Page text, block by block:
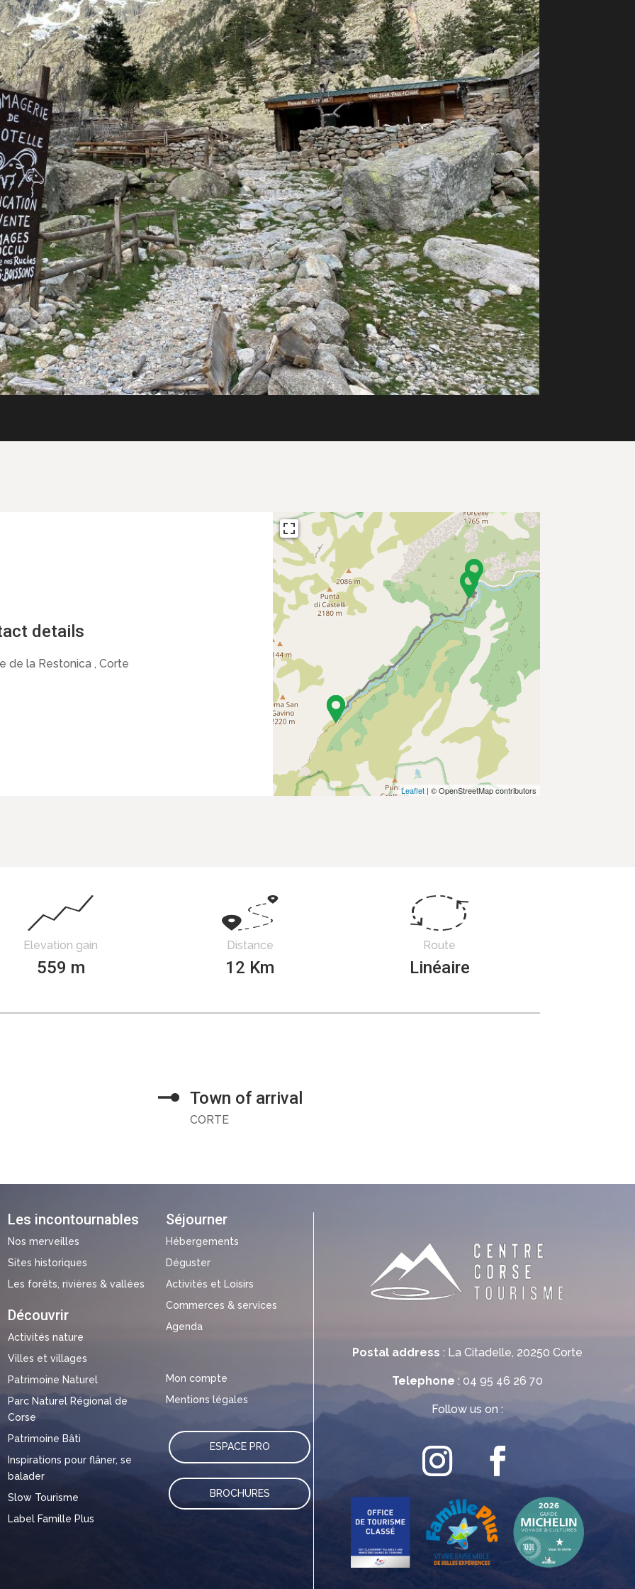
details
de la Restonica , Corte
Leaflet| © OpenStreetMap contributors
Elevation gain
559 m
Distance
12 Km
Route
Linéaire
Town of arrival
CORTE
Postal address : La Citadelle, 20250 Corte
Telephone : 04 95 46 26 70
Follow us on :
Les incontournables
Nos merveilles
Sites historiques
Les forêts, rivières & vallées
Découvrir
Activités nature
Villes et villages
Patrimoine Naturel
Parc Naturel Régional de
Corse
Patrimoine Bâti
Inspirations pour flâner, se
balader
Slow Tourisme
Label Famille Plus
Séjourner
Hébergements
Déguster
Activités et Loisirs
Commerces & services
Agenda
Mon compte
Mentions légales
ESPACE PRO
BROCHURES